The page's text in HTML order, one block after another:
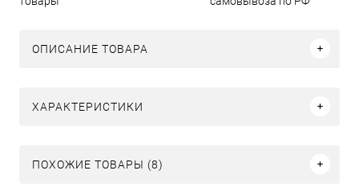
ОПИСАНИЕ ТОВАРА
ХАРАКТЕРИСТИКИ
ПОХОЖИЕ ТОВАРЫ (8)